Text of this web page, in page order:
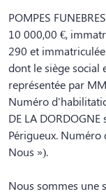
SERVICES AUX
AIDE AU
ENTRETIEN ET
POMPES
10 000,00 €,
290 et
dont le siège social
représentée par
Numéro
DE LA
Périgueux. Numéro
Nous »).
Nous sommes une